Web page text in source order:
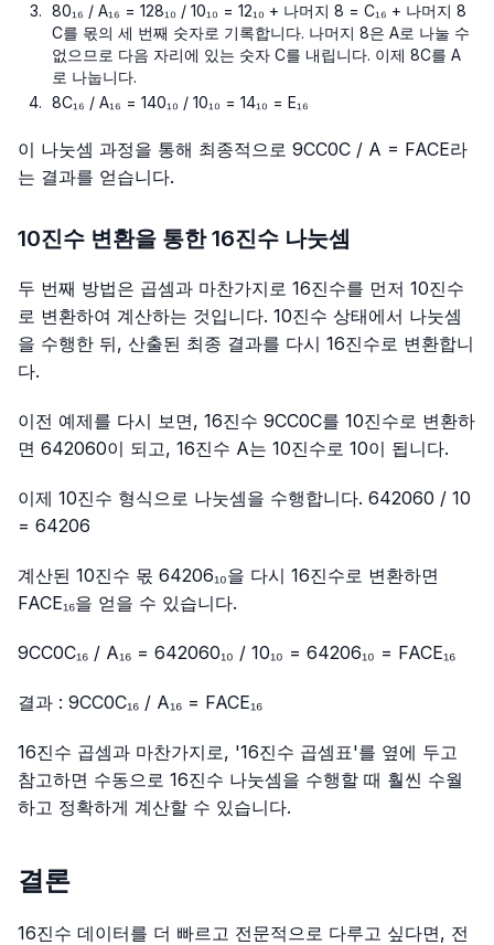
80₁₆ / A₁₆ = 128₁₀ / 10₁₀ = 12₁₀ + 나머지 8 = C₁₆ + 나머지 8
C를 몫의 세 번째 숫자로 기록합니다. 나머지 8은 A로 나눌 수
없으므로 다음 자리에 있는 숫자 C를 내립니다. 이제 8C를 A
로 나눕니다.
8C₁₆ / A₁₆ = 140₁₀ / 10₁₀ = 14₁₀ = E₁₆
이 나눗셈 과정을 통해 최종적으로 9CC0C / A = FACE라
는 결과를 얻습니다.
10진수 변환을 통한 16진수 나눗셈
두 번째 방법은 곱셈과 마찬가지로 16진수를 먼저 10진수
로 변환하여 계산하는 것입니다. 10진수 상태에서 나눗셈
을 수행한 뒤, 산출된 최종 결과를 다시 16진수로 변환합니
다.
이전 예제를 다시 보면, 16진수 9CC0C를 10진수로 변환하
면 642060이 되고, 16진수 A는 10진수로 10이 됩니다.
이제 10진수 형식으로 나눗셈을 수행합니다. 642060 / 10
= 64206
계산된 10진수 몫 64206₁₀을 다시 16진수로 변환하면
FACE₁₆을 얻을 수 있습니다.
9CC0C₁₆ / A₁₆ = 642060₁₀ / 10₁₀ = 64206₁₀ = FACE₁₆
결과 : 9CC0C₁₆ / A₁₆ = FACE₁₆
16진수 곱셈과 마찬가지로, '16진수 곱셈표'를 옆에 두고
참고하면 수동으로 16진수 나눗셈을 수행할 때 훨씬 수월
하고 정확하게 계산할 수 있습니다.
결론
16진수 데이터를 더 빠르고 전문적으로 다루고 싶다면, 전